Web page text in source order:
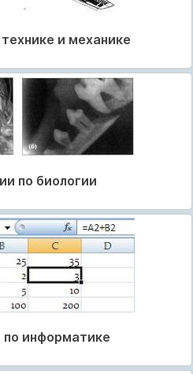
и механике
по биологии
по информатике